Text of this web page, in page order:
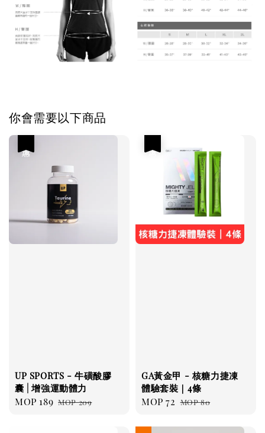
你會需要以下商品
UP SPORTS - 牛磺酸膠
囊 | 增強運動體力
Sale
MOP 189 Regular
MOP 209
GA黃金甲 - 核糖力捷凍
體驗套裝｜4條
Sale
MOP 72 Regular
MOP 80